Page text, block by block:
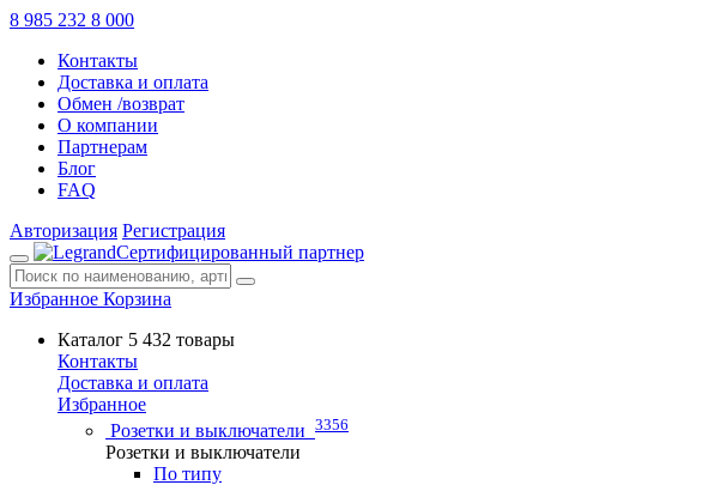
8 985 232 8 000
Контакты
Доставка и оплата
Обмен /возврат
О компании
Партнерам
Блог
FAQ
Авторизация Регистрация
Сертифицированный партнер
Избранное Корзина
Каталог 5 432 товары
Контакты
Доставка и оплата
Избранное
Розетки и выключатели 3356
Розетки и выключатели
По типу